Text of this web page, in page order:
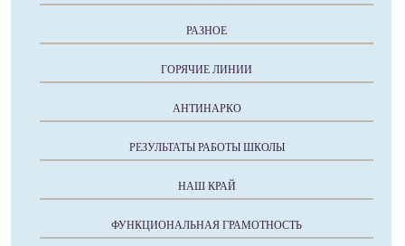
РАЗНОЕ
ГОРЯЧИЕ ЛИНИИ
АНТИНАРКО
РЕЗУЛЬТАТЫ РАБОТЫ ШКОЛЫ
НАШ КРАЙ
ФУНКЦИОНАЛЬНАЯ ГРАМОТНОСТЬ